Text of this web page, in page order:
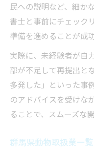
民への説明など、細か
書士と事前にチェック
準備を進めることが成
実際に、未経験者が自
部が不足して再提出と
多発した」といった事
のアドバイスを受けな
ることで、スムーズな
群馬県動物取扱業一